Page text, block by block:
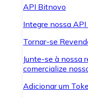
API Bitnovo
Integre nossa
Tornar-se
Junte-se à nossa
comercialize
Adicionar um